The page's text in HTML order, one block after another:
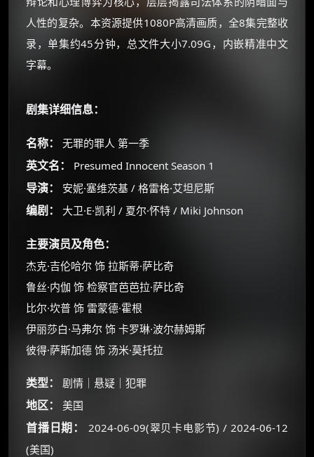
人性的复杂​。本资源提供1080P高清画质，全8集完整收
录，单集约45分钟，总文件大小7.09G，内嵌精准中文
字幕。
剧集详细信息：
名称： 无罪的罪人 第一季
英文名： Presumed Innocent Season 1
导演： 安妮·塞维茨基 / 格雷格·艾坦尼斯
编剧： 大卫·E·凯利 / 夏尔·怀特 / Miki Johnson
主要演员及角色：
杰克·吉伦哈尔 饰 拉斯蒂·萨比奇
鲁丝·内伽 饰 检察官芭芭拉·萨比奇
比尔·坎普 饰 雷蒙德·霍根
伊丽莎白·马弗尔 饰 卡罗琳·波尔赫姆斯
彼得·萨斯加德 饰 汤米·莫托拉
类型： 剧情｜悬疑｜犯罪
地区： 美国
首播日期：
2024-06-09(翠贝卡电影节) / 2024-06-12
(美国)
🧧 福利领取站
☕